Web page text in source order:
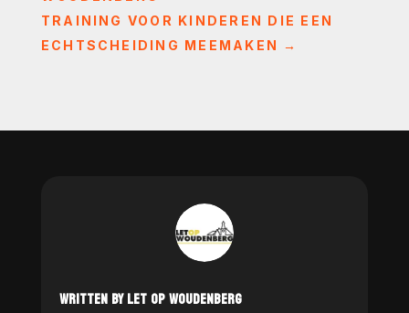
TRAINING VOOR KINDEREN DIE EEN
ECHTSCHEIDING MEEMAKEN →
WRITTEN BY LET OP WOUDENBERG